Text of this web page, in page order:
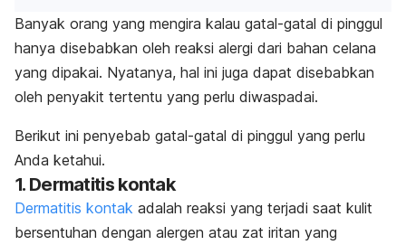
Banyak orang yang mengira kalau gatal-gatal di pinggul
hanya disebabkan oleh reaksi alergi dari bahan celana
yang dipakai. Nyatanya, hal ini juga dapat disebabkan
oleh penyakit tertentu yang perlu diwaspadai.
Berikut ini penyebab gatal-gatal di pinggul yang perlu
Anda ketahui.
1. Dermatitis kontak
Dermatitis kontak adalah reaksi yang terjadi saat kulit
bersentuhan dengan alergen atau zat iritan yang